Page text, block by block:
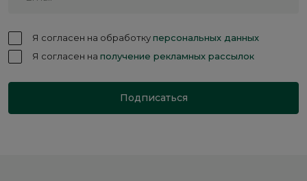
Я согласен на обработкуперсональных данных
Я согласен на получение рекламных рассылок
Подписаться